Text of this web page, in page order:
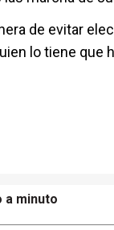
de evitar
lo tiene que
a minuto